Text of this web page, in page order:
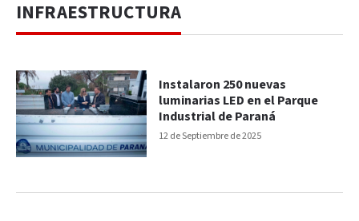
INFRAESTRUCTURA
12 de Septiembre de 2025
Instalaron 250 nuevas
luminarias LED en el Parque
Industrial de Paraná